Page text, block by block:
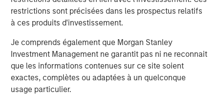
restrictions sont précisées dans les prospectus relatifs
à ces produits d'investissement.
Je comprends également que Morgan Stanley
Investment Management ne garantit pas ni ne reconnait
que les informations contenues sur ce site soient
exactes, complètes ou adaptées à un quelconque
usage particulier.
purposes only. It is not possible to invest directly in an index.
Past performance is not indicative of future results.
Significant Headwinds from Washington in 2025 Should
Dissipate in 2026.In 2025, bond investors had to
contend with major headwinds from Washington that
included tariff uncertainty and the federal government
shutdown. The muni market endured an additional level